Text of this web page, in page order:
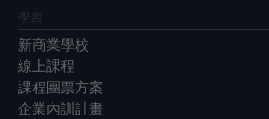
學習
新商業學校
線上課程
課程團票方案
企業內訓計畫